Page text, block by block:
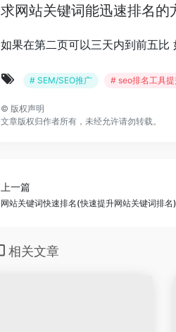
求网站关键词能迅速排名的
如果在第二页可以三天内到前五比
# SEM/SEO推广 # seo排名工具
© 版权声明
文章版权归作者所有，未经允许请勿转载。
上一篇
网站关键词快速排名(快速提升网站关键词排名)
相关文章